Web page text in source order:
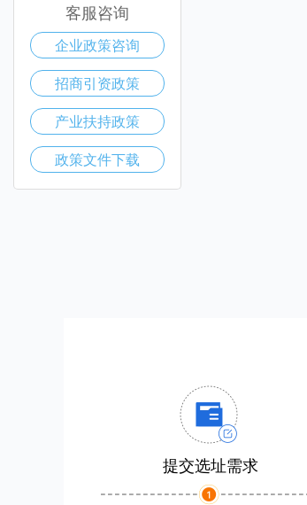
提交选址需求
客服咨询
企业政策咨询
招商引资政策
产业扶持政策
政策文件下载